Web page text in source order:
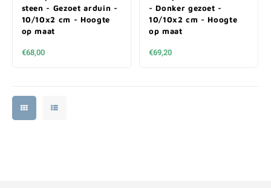
steen - Gezoet arduin -
10/10x2 cm - Hoogte
op maat
€68,00
- Donker gezoet -
10/10x2 cm - Hoogte
op maat
€69,20